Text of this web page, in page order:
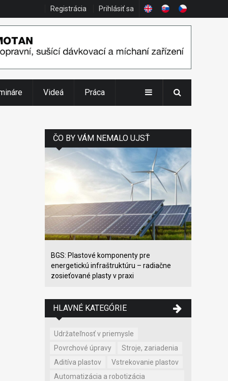
Registrácia Prihlásiť sa
Videá Práca
ČO BY VÁM NEMALO UJSŤ
BGS: Plastové komponenty pre
energetickú infraštruktúru – radiačne
zosieťované plasty v praxi
HLAVNÉ KATEGÓRIE
Udržateľnosť v priemysle
Povrchové úpravy
Stroje, zariadenia
Aditíva plastov
Vstrekovanie plastov
Automatizácia a robotizácia